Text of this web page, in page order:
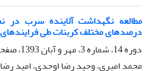
مطالعه نگهداشت آلاینده سرب در
درصدهای مختلف کربنات طی
دوره 14، شماره 3، مهر و آبان 1393، صفحه
محمد امیری، وحید رضا اوحدی، امید